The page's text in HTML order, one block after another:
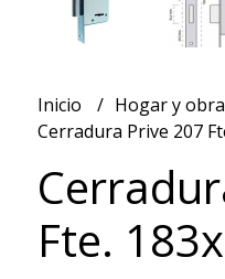
Inicio Hogar y obra
Cerradura Prive 207
Fte.